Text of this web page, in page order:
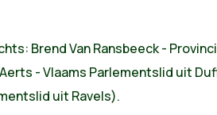
Brend Van Ransbeeck -
- Vlaams Parlementslid uit
uit Ravels).